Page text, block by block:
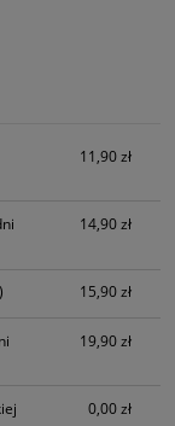
11,90 zł
14,90 zł
15,90 zł
19,90 zł
0,00 zł